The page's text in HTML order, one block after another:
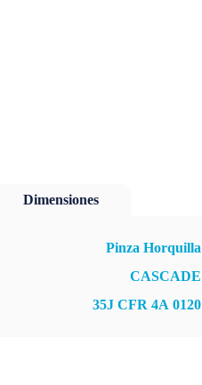
Pinza Horquilla
CASCADE
35J CFR 4A 0120
Dimensiones